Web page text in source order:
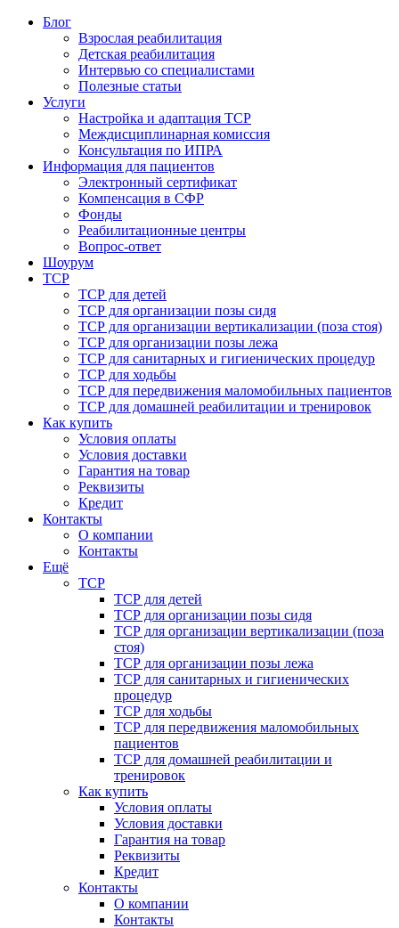
Блог
Взрослая реабилитация
Детская реабилитация
Интервью со специалистами
Полезные статьи
Услуги
Настройка и адаптация ТСР
Междисциплинарная комиссия
Консультация по ИПРА
Информация для пациентов
Электронный сертификат
Компенсация в СФР
Фонды
Реабилитационные центры
Вопрос-ответ
Шоурум
ТСР
ТСР для детей
ТСР для организации позы сидя
ТСР для организации вертикализации (поза стоя)
ТСР для организации позы лежа
ТСР для санитарных и гигиенических процедур
ТСР для ходьбы
ТСР для передвижения маломобильных пациентов
ТСР для домашней реабилитации и тренировок
Как купить
Условия оплаты
Условия доставки
Гарантия на товар
Реквизиты
Кредит
Контакты
О компании
Контакты
Ещё
ТСР
ТСР для детей
ТСР для организации позы сидя
ТСР для организации вертикализации (поза
стоя)
ТСР для организации позы лежа
ТСР для санитарных и гигиенических
процедур
ТСР для ходьбы
ТСР для передвижения маломобильных
пациентов
ТСР для домашней реабилитации и
тренировок
Как купить
Условия оплаты
Условия доставки
Гарантия на товар
Реквизиты
Кредит
Контакты
О компании
Контакты